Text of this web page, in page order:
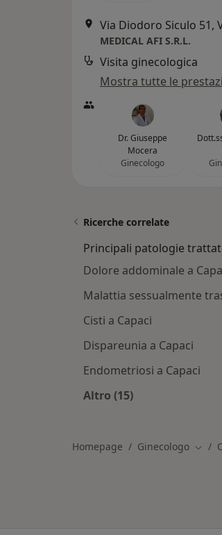
Via Diodoro Siculo 51,
MEDICAL AFI S.R.L.
Visita ginecologica
Mostra tutte le
Dr. Giuseppe
Mocera
Ginecologo
Ricerche correlate
Principali patologie
Dolore addominale a
Malattia sessualmente
Cisti a Capaci
Dispareunia a Capaci
Endometriosi a Capaci
Altro (15)
Homepage Ginecologo